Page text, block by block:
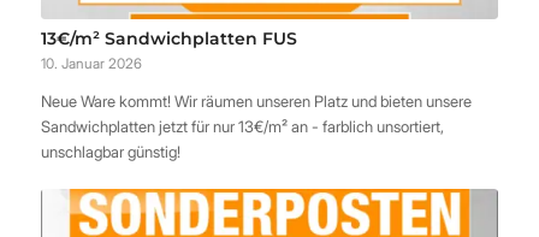
13€/m² Sandwichplatten FUS
10. Januar 2026
Neue Ware kommt! Wir räumen unseren Platz und bieten unsere
Sandwichplatten jetzt für nur 13€/m² an - farblich unsortiert,
unschlagbar günstig!